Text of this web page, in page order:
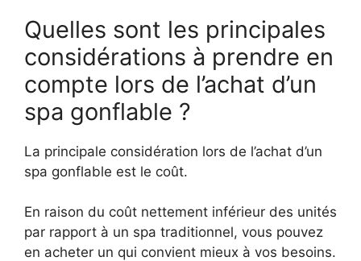
Quelles sont les principales
considérations à prendre en
compte lors de l’achat d’un
spa gonflable ?
La principale considération lors de l’achat d’un
spa gonflable est le coût.
En raison du coût nettement inférieur des unités
par rapport à un spa traditionnel, vous pouvez
en acheter un qui convient mieux à vos besoins.